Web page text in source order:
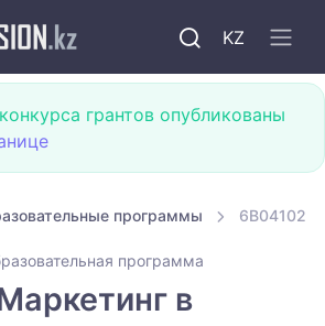
KZ
грантов опубликованы
программы 6B04102
программа
в